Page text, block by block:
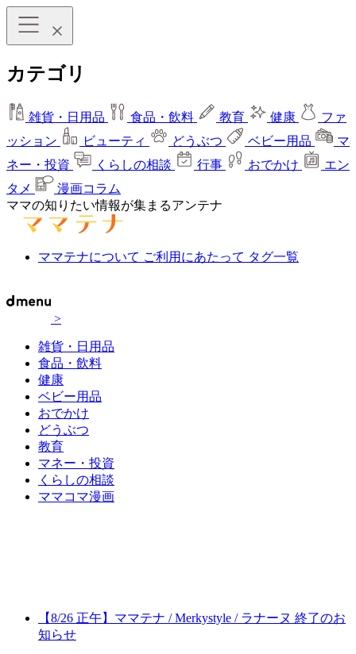
カテゴリ
雑貨・日用品 食品・飲料 教育 健康
ファ
ッション
ビューティ どうぶつ ベビー用品
マ
ネー・投資
くらしの相談 行事 おでかけ
エン
タメ
漫画コラム
ママの知りたい情報が集まるアンテナ
ママテナについて ご利用にあたって タグ一覧
>
雑貨・日用品
食品・飲料
健康
ベビー用品
おでかけ
どうぶつ
教育
マネー・投資
くらしの相談
ママコマ漫画
【8/26 正午】ママテナ / Merkystyle / ラナーヌ 終了のお
知らせ